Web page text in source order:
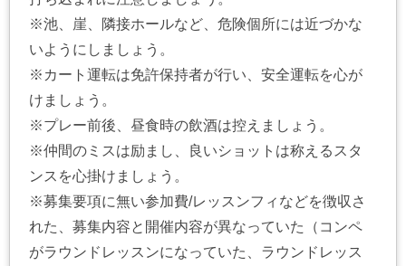
※池、崖、隣接ホールなど、危険個所には近づかな
いようにしましょう。
※カート運転は免許保持者が行い、安全運転を心が
けましょう。
※プレー前後、昼食時の飲酒は控えましょう。
※仲間のミスは励まし、良いショットは称えるスタ
ンスを心掛けましょう。
※募集要項に無い参加費/レッスンフィなどを徴収さ
れた、募集内容と開催内容が異なっていた（コンペ
がラウンドレッスンになっていた、ラウンドレッス